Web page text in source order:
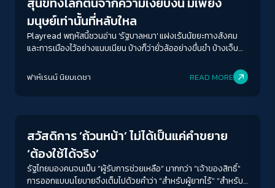
มนุษย์เท่านั้นที่หลับใหล
Playread พฤหัสนี้ชวนอ่าน 'รัฐบาลหมา' แฝงเร้นนัยยะทางสังคม
และการเมืองไว้อย่างแนบเนียน บ้างก็ว่ายั่วล้ออย่างขื่นขำ บ้างเจ็บ
ฟาห์เรนน์ นิยมเดชา READ MORE
สวัสดิการ ‘ถ้วนหน้า’ ไม่ได้เป็นแค่คำขยาย
‘ต้องใช้ได้จริง’
รัฐไทยมองคนจนเป็น “ผู้รับการช่วยเหลือ” มากกว่า “เจ้าของสิทธิ์”
การออกแบบนโยบายจึงเต็มไปด้วยคำว่า “สำหรับผู้ยากไร้” “สำหรับ